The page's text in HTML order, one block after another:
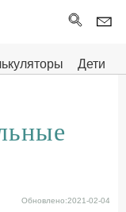
Дети
Обновлено:2021-02-04